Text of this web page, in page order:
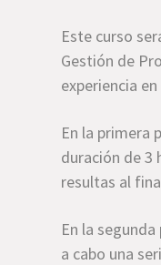
Este curso
Gestión de
experiencia
En la primera
duración de 3
resultas al
En la
a cabo una